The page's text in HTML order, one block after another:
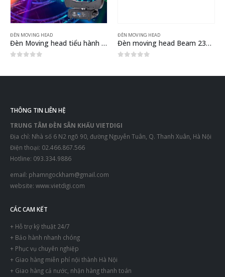
ĐÈN MOVING HEAD
Đèn Moving head tiểu hành tinh
ĐÈN MOVING HEAD
Đèn moving head Beam 230 loại mới gobo kép
THÔNG TIN LIÊN HỆ
TRUNG TÂM ĐÈN SÂN KHẤU VIETDIGI
Địa chỉ: Nhà số 6 N2 ngõ 90, đường Nguyễn Tuân, Q. Thanh Xuân, Hà Nội
Điện thoại: 02.466.867.566
Hotline: 093.334.9886
email: phamngockham@gmail.com
website: www.vietdigi.com
CÁC CAM KẾT
+ Hỗ trợ kỹ thuật 24/7
+ Bảo hành nhanh chóng
+ Phục vụ chuyên nghiệp
+ Giao hàng miễn phí nội thành Hà Nội
+ Giao hàng cả nước, nhận hàng thanh toán